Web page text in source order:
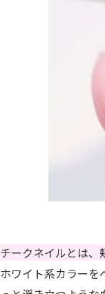
チークネイルとは、
ホワイト系カラーを